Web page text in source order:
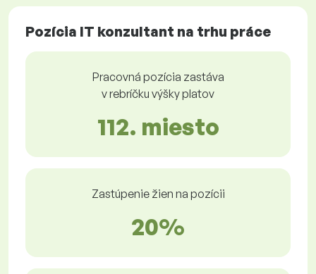
Pozícia IT konzultant na trhu práce
Pracovná pozícia zastáva
v rebríčku výšky platov
112. miesto
Zastúpenie žien na pozícii
20%